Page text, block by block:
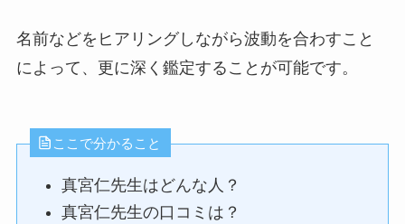
名前などをヒアリングしながら波動を合わすこと
によって、更に深く鑑定することが可能です。
ここで分かること
真宮仁先生はどんな人？
真宮仁先生の口コミは？